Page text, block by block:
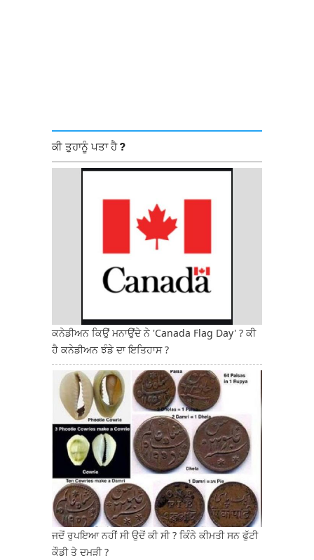
ਕੀ ਤੁਹਾਨੂੰ ਪਤਾ ਹੈ ?
ਕਨੇਡੀਅਨ ਕਿਉਂ ਮਨਾਉਂਦੇ ਨੇ 'Canada Flag Day' ? ਕੀ
ਹੈ ਕਨੇਡੀਅਨ ਝੰਡੇ ਦਾ ਇਤਿਹਾਸ ?
ਜਦੋਂ ਰੁਪਇਆ ਨਹੀਂ ਸੀ ਉਦੋਂ ਕੀ ਸੀ ? ਕਿੰਨੇ ਕੀਮਤੀ ਸਨ ਫੁੱਟੀ
ਕੌਡੀ ਤੇ ਦਮੜੀ ?